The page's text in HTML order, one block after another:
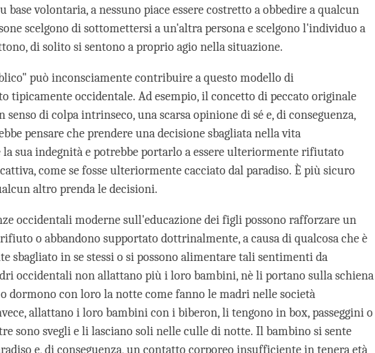
base volontaria, a nessuno piace essere costretto a obbedire a qualcun
scelgono di sottomettersi a un'altra persona e scelgono l'individuo a
di solito si sentono a proprio agio nella situazione.
può inconsciamente contribuire a questo modello di
tipicamente occidentale. Ad esempio, il concetto di peccato originale
senso di colpa intrinseco, una scarsa opinione di sé e, di conseguenza,
pensare che prendere una decisione sbagliata nella vita
sua indegnità e potrebbe portarlo a essere ulteriormente rifiutato
come se fosse ulteriormente cacciato dal paradiso. È più sicuro
altro prenda le decisioni.
occidentali moderne sull'educazione dei figli possono rafforzare un
o abbandono supportato dottrinalmente, a causa di qualcosa che è
sbagliato in se stessi o si possono alimentare tali sentimenti da
occidentali non allattano più i loro bambini, nè li portano sulla schiena
dormono con loro la notte come fanno le madri nelle società
allattano i loro bambini con i biberon, li tengono in box, passeggini o
sono svegli e li lasciano soli nelle culle di notte. Il bambino si sente
e, di conseguenza, un contatto corporeo insufficiente in tenera età